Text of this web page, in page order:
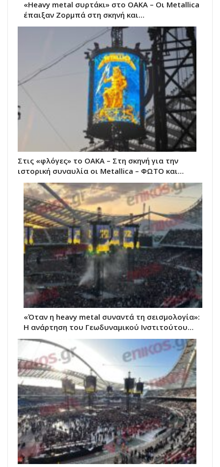
«Heavy metal συρτάκι» στο ΟΑΚΑ – Οι Metallica
έπαιξαν Ζορμπά στη σκηνή και…
Στις «φλόγες» το ΟΑΚΑ – Στη σκηνή για την
ιστορική συναυλία οι Metallica – ΦΩΤΟ και…
«Όταν η heavy metal συναντά τη σεισμολογία»:
Η ανάρτηση του Γεωδυναμικού Ινστιτούτου…